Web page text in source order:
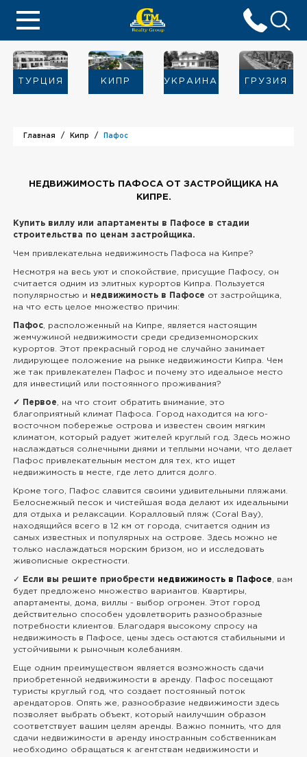
ТУРЦИЯ КИПР УКРАИНА ГРУЗИЯ
Главная Кипр Пафос
НЕДВИЖИМОСТЬ ПАФОСА ОТ ЗАСТРОЙЩИКА НА
КИПРЕ.
Купить виллу или апартаменты в Пафосе в стадии
строительства по ценам застройщика.
Чем привлекательна недвижимость Пафоса на Кипре?
Несмотря на весь уют и спокойствие, присущие Пафосу, он
считается одним из элитных курортов Кипра. Пользуется
популярностью и недвижимость в Пафосе от застройщика,
на что есть целое множество причин:
Пафос , расположенный на Кипре, является настоящим
жемчужиной недвижимости среди средиземноморских
курортов. Этот прекрасный город не случайно занимает
лидирующее положение на рынке недвижимости Кипра. Чем
же так привлекателен Пафос и почему это идеальное место
для инвестиций или постоянного проживания?
✓ Первое
, на что стоит обратить внимание, это
благоприятный климат Пафоса. Город находится на юго-
восточном побережье острова и известен своим мягким
климатом, который радует жителей круглый год. Здесь можно
наслаждаться солнечными днями и теплыми ночами, что делает
Пафос привлекательным местом для тех, кто ищет
недвижимость в месте, где лето длится долго.
Кроме того, Пафос славится своими удивительными пляжами.
Белоснежный песок и чистейшая вода делают их идеальными
для отдыха и релаксации. Коралловый пляж (Coral Bay),
находящийся всего в 12 км от города, считается одним из
самых известных и популярных на острове. Здесь можно не
только наслаждаться морским бризом, но и исследовать
живописные окрестности.
✓ Если вы решите приобрести недвижимость в Пафосе
, вам
будет предложено множество вариантов. Квартиры,
апартаменты, дома, виллы - выбор огромен. Этот город
действительно способен удовлетворить разнообразные
потребности клиентов. Благодаря высокому спросу на
недвижимость в Пафосе, цены здесь остаются стабильными и
устойчивыми к рыночным колебаниям.
Еще одним преимуществом является возможность сдачи
приобретенной недвижимости в аренду. Пафос посещают
туристы круглый год, что создает постоянный поток
арендаторов. Опять же, разнообразие недвижимости здесь
позволяет выбрать объект, который наилучшим образом
соответствует вашим целям аренды. Важно помнить, что для
сдачи недвижимости в аренду иностранным собственникам
необходимо обращаться к агентствам недвижимости и